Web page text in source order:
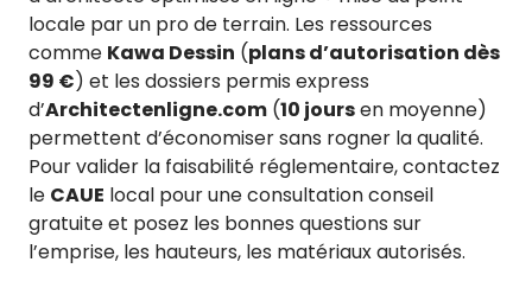
locale par un pro de terrain. Les ressources
comme Kawa Dessin (plans d’autorisation dès
99 €) et les dossiers permis express
d’Architectenligne.com (10 joursen moyenne)
permettent d’économiser sans rogner la qualité.
Pour valider la faisabilité réglementaire, contactez
le CAUE local pour une consultation conseil
gratuite et posez les bonnes questions sur
l’emprise, les hauteurs, les matériaux autorisés.